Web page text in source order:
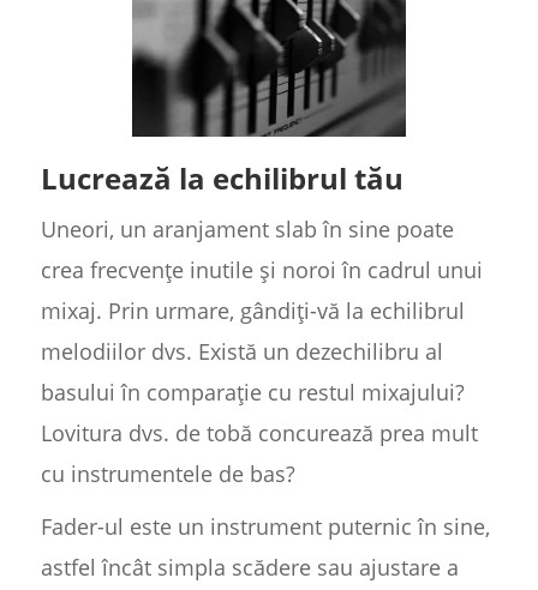
Lucrează la echilibrul tău
Uneori, un aranjament slab în sine poate
crea frecvențe inutile și noroi în cadrul unui
mixaj. Prin urmare, gândiți-vă la echilibrul
melodiilor dvs. Există un dezechilibru al
basului în comparație cu restul mixajului?
Lovitura dvs. de tobă concurează prea mult
cu instrumentele de bas?
Fader-ul este un instrument puternic în sine,
astfel încât simpla scădere sau ajustare a